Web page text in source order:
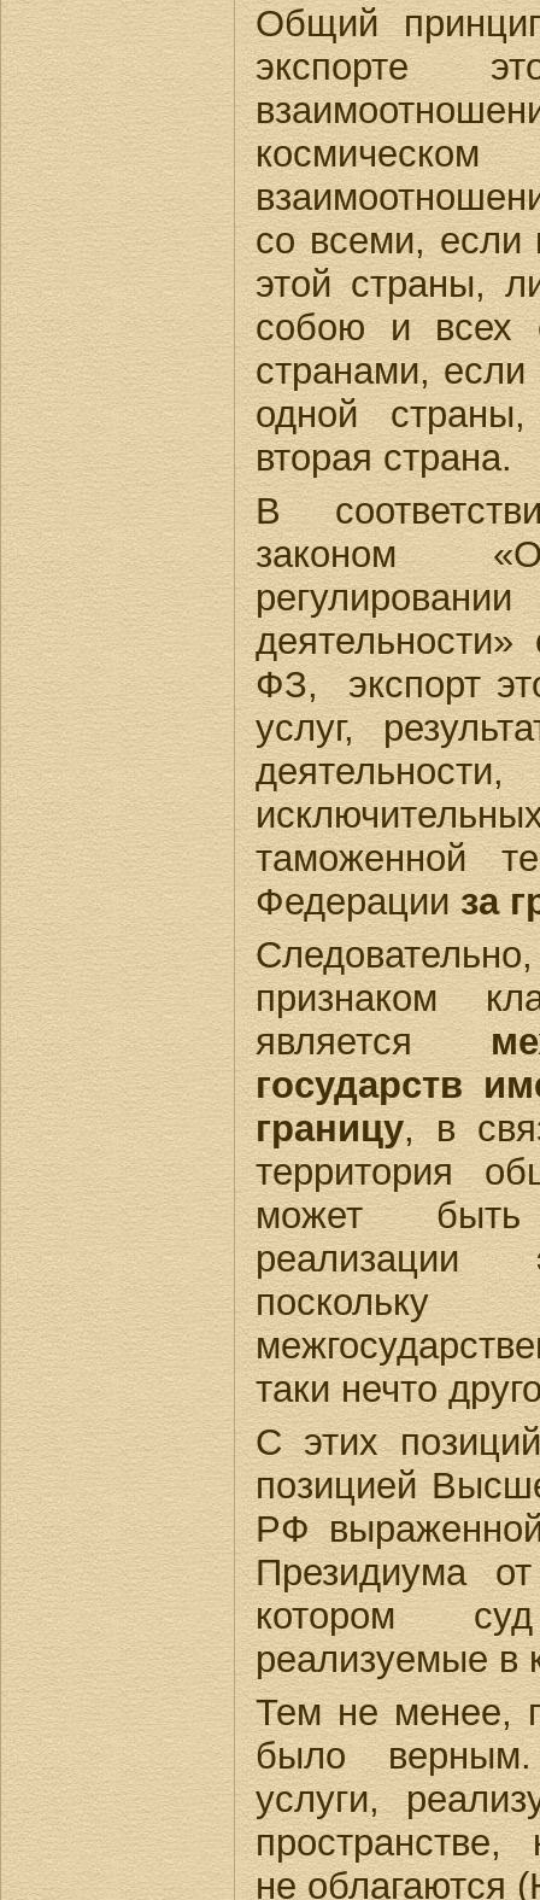
Общий
экспорте
со всеми, если
этой страны,
собою и всех
странами, если
одной
вторая страна.
В
законом «О
ФЗ, экспорт
услуг,
таможенной
Федерацииза
признаком
является
государств
границу, в
территория
может
реализации
таки нечто
С этих
позицией
РФ
Президиума
котором
реализуемые в
Тем не менее,
было
услуги,
пространстве,
не облагаются